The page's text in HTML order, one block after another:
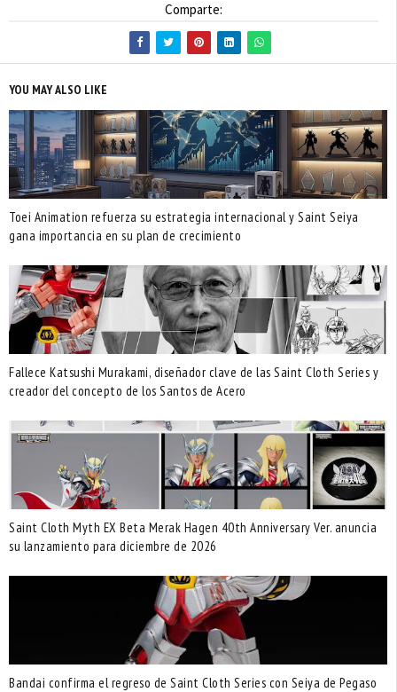
Comparte:
YOU MAY ALSO LIKE
Toei Animation refuerza su estrategia internacional y Saint Seiya
gana importancia en su plan de crecimiento
Fallece Katsushi Murakami, diseñador clave de las Saint Cloth Series y
creador del concepto de los Santos de Acero
Saint Cloth Myth EX Beta Merak Hagen 40th Anniversary Ver. anuncia
su lanzamiento para diciembre de 2026
Bandai confirma el regreso de Saint Cloth Series con Seiya de Pegaso